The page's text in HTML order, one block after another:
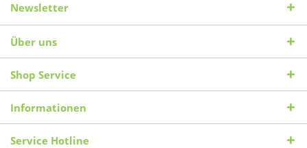
Newsletter
Über uns
Shop Service
Informationen
Service Hotline